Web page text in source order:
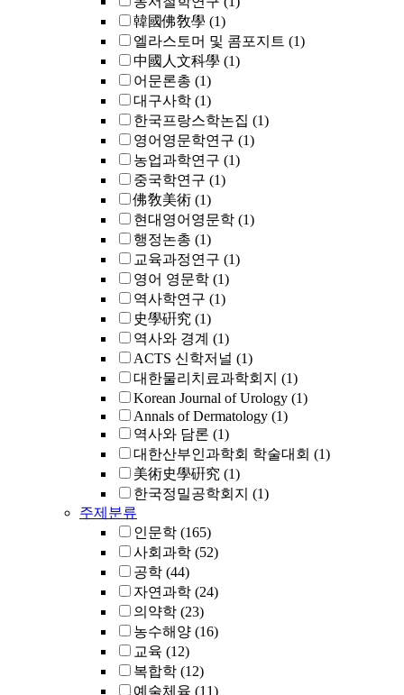
韓國佛敎學 (1)
엘라스토머 및 콤포지트 (1)
中國人文科學 (1)
어문론총 (1)
대구사학 (1)
한국프랑스학논집 (1)
영어영문학연구 (1)
농업과학연구 (1)
중국학연구 (1)
佛敎美術 (1)
현대영어영문학 (1)
행정논총 (1)
교육과정연구 (1)
영어 영문학 (1)
역사학연구 (1)
史學硏究 (1)
역사와 경계 (1)
ACTS 신학저널 (1)
대한물리치료과학회지 (1)
Korean Journal of Urology (1)
Annals of Dermatology (1)
역사와 담론 (1)
대한산부인과학회 학술대회 (1)
美術史學硏究 (1)
한국정밀공학회지 (1)
주제분류
인문학 (165)
사회과학 (52)
공학 (44)
자연과학 (24)
의약학 (23)
농수해양 (16)
교육 (12)
복합학 (12)
예술체육 (11)